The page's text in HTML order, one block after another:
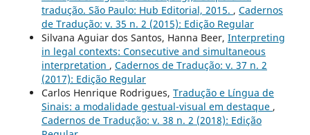
tradução. São Paulo: Hub Editorial, 2015. , Cadernos
de Tradução: v. 35 n. 2 (2015): Edição Regular
Silvana Aguiar dos Santos, Hanna Beer, Interpreting
in legal contexts: Consecutive and simultaneous
interpretation , Cadernos de Tradução: v. 37 n. 2
(2017): Edição Regular
Carlos Henrique Rodrigues, Tradução e Língua de
Sinais: a modalidade gestual-visual em destaque ,
Cadernos de Tradução: v. 38 n. 2 (2018): Edição